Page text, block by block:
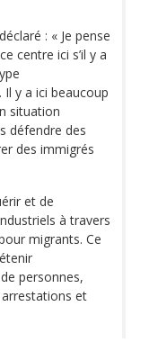
: « Je pense
centre ici s’il y a
Il y a ici beaucoup
situation
défendre des
des immigrés
et de
à travers
migrants. Ce
personnes,
et